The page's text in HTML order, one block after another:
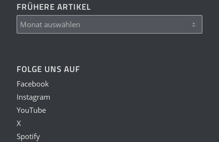
FRÜHERE ARTIKEL
FOLGE UNS AUF
Facebook
Instagram
YouTube
X
Spotify